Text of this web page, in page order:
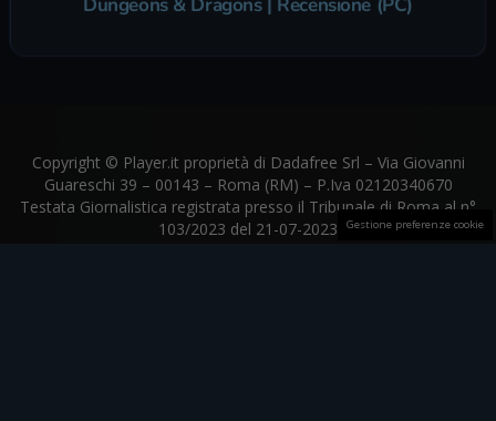
Copyright © Player.it proprietà di Dadafree Srl – Via Giovanni
Guareschi 39 – 00143 – Roma (RM) – P.Iva 02120340670
Testata Giornalistica registrata presso il Tribunale di Roma al n°
103/2023 del 21-07-2023
Gestione preferenze cookie